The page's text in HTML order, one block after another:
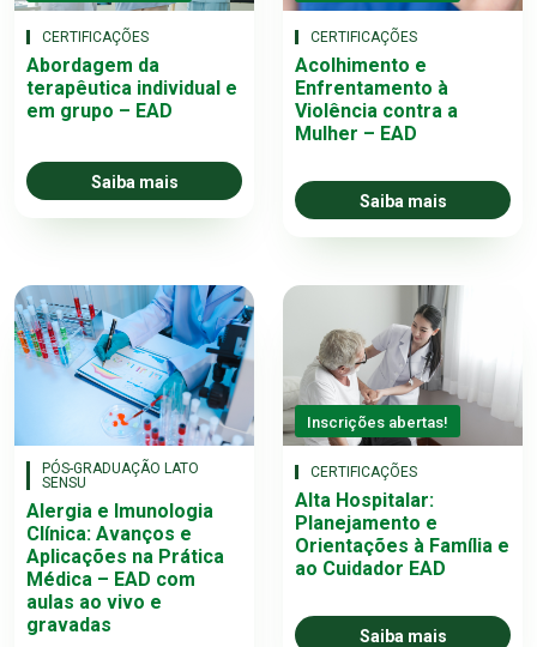
CERTIFICAÇÕES
Abordagem da
terapêutica individual e
em grupo – EAD
Saiba mais
CERTIFICAÇÕES
Acolhimento e
Enfrentamento à
Violência contra a
Mulher – EAD
Saiba mais
PÓS-GRADUAÇÃO LATO
SENSU
Alergia e Imunologia
Clínica: Avanços e
Aplicações na Prática
Médica – EAD com
aulas ao vivo e
gravadas
Inscrições abertas!
CERTIFICAÇÕES
Alta Hospitalar:
Planejamento e
Orientações à Família e
ao Cuidador EAD
Saiba mais